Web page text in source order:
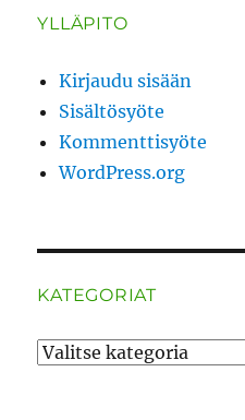
YLLÄPITO
Kirjaudu sisään
Sisältösyöte
Kommenttisyöte
WordPress.org
KATEGORIAT
Kategoriat